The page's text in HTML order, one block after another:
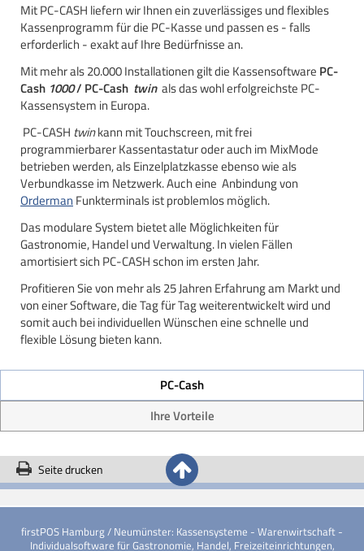
Mit PC-CASH liefern wir Ihnen ein zuverlässiges und flexibles
Kassenprogramm für die PC-Kasse und passen es - falls
erforderlich - exakt auf Ihre Bedürfnisse an.
Mit mehr als 20.000 Installationen gilt die Kassensoftware PC-
Cash 1000/ PC-Cash twin als das wohl erfolgreichste PC-
Kassensystem in Europa.
PC-CASH twinkann mit Touchscreen, mit frei
programmierbarer Kassentastatur oder auch im MixMode
betrieben werden, als Einzelplatzkasse ebenso wie als
Verbundkasse im Netzwerk. Auch eine Anbindung von
Orderman Funkterminals ist problemlos möglich.
Das modulare System bietet alle Möglichkeiten für
Gastronomie, Handel und Verwaltung. In vielen Fällen
amortisiert sich PC-CASH schon im ersten Jahr.
Profitieren Sie von mehr als 25 Jahren Erfahrung am Markt und
von einer Software, die Tag für Tag weiterentwickelt wird und
somit auch bei individuellen Wünschen eine schnelle und
flexible Lösung bieten kann.
PC-Cash
Ihre Vorteile
Seite drucken
firstPOS Hamburg / Neumünster: Kassensysteme - Warenwirtschaft -
Individualsoftware für Gastronomie, Handel, Freizeiteinrichtungen,